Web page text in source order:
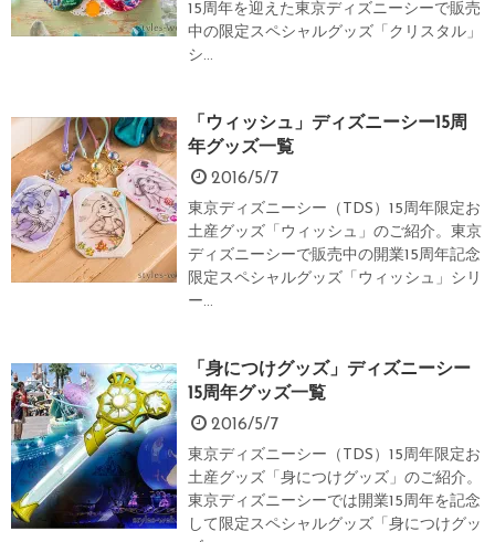
15周年を迎えた東京ディズニーシーで販売
中の限定スペシャルグッズ「クリスタル」
シ...
「ウィッシュ」ディズニーシー15周
年グッズ一覧
2016/5/7
東京ディズニーシー（TDS）15周年限定お
土産グッズ「ウィッシュ」のご紹介。東京
ディズニーシーで販売中の開業15周年記念
限定スペシャルグッズ「ウィッシュ」シリ
ー...
「身につけグッズ」ディズニーシー
15周年グッズ一覧
2016/5/7
東京ディズニーシー（TDS）15周年限定お
土産グッズ「身につけグッズ」のご紹介。
東京ディズニーシーでは開業15周年を記念
して限定スペシャルグッズ「身につけグッ